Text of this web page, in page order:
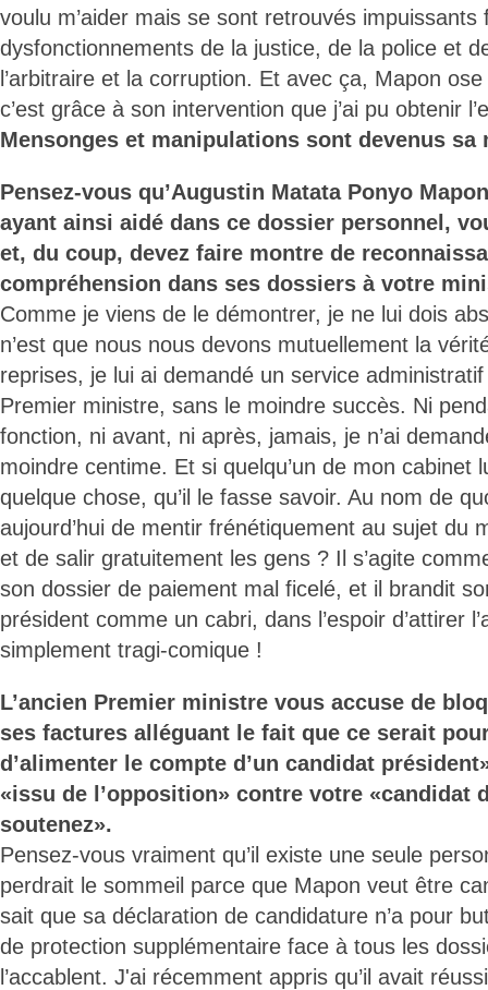
voulu m’aider mais se sont retrouvés impuissants
dysfonctionnements de la justice, de la police et
l’arbitraire et la corruption. Et avec ça, Mapon
c’est grâce à son intervention que j’ai pu obtenir
Mensonges et manipulations sont devenus sa
Pensez-vous qu’Augustin Matata Ponyo
ayant ainsi aidé dans ce dossier personnel,
et, du coup, devez faire montre de
compréhension dans ses dossiers à votre
Comme je viens de le démontrer, je ne lui dois
n’est que nous nous devons mutuellement la
reprises, je lui ai demandé un service administratif
Premier ministre, sans le moindre succès. Ni
fonction, ni avant, ni après, jamais, je n’ai
moindre centime. Et si quelqu’un de mon cabinet
quelque chose, qu’il le fasse savoir. Au nom de
aujourd’hui de mentir frénétiquement au sujet du
et de salir gratuitement les gens ? Il s’agite
son dossier de paiement mal ficelé, et il brandit
président comme un cabri, dans l’espoir d’attirer
simplement tragi-comique !
L’ancien Premier ministre vous accuse de
ses factures alléguant le fait que ce serait
d’alimenter le compte d’un candidat
«issu de l’opposition» contre votre «candidat
soutenez».
Pensez-vous vraiment qu’il existe une seule
perdrait le sommeil parce que Mapon veut être
sait que sa déclaration de candidature n’a pour
de protection supplémentaire face à tous les
l’accablent. J'ai récemment appris qu’il avait